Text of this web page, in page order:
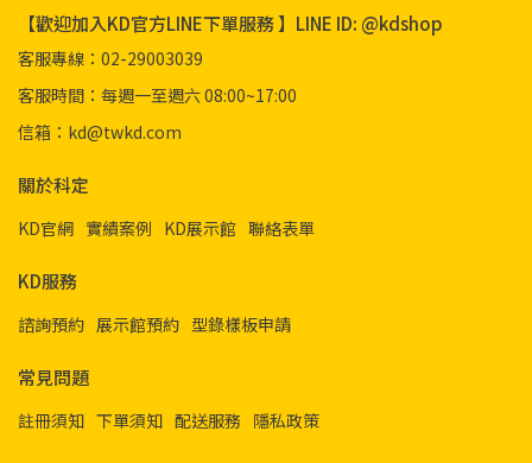
【歡迎加入KD官方LINE下單服務 】LINE ID: @kdshop
客服專線：02-29003039
客服時間：每週一至週六 08:00~17:00
信箱：kd@twkd.com
關於科定
KD官網 實績案例 KD展示館 聯絡表單
KD服務
諮詢預約 展示館預約 型錄樣板申請
常見問題
註冊須知 下單須知 配送服務 隱私政策